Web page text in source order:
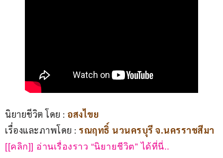
นิยายชีวิต โดย : อสงไขย
เรื่องและภาพโดย : รณฤทธิ์ นวนครบุรี จ.นครราชสีมา
[[คลิก]] อ่านเรื่องราว “นิยายชีวิต” ได้ที่นี่..